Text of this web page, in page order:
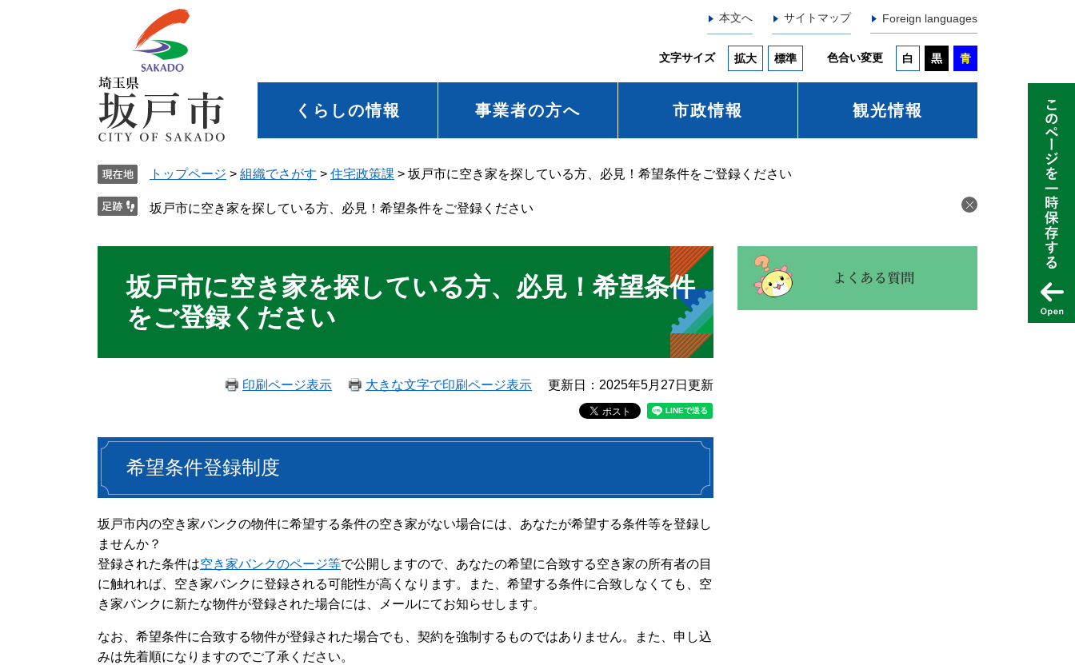
本文へ サイトマップ Foreign languages
文字サイズ 拡大 標準 色合い変更 白 黒 青
くらしの情報 事業者の方へ 市政情報 観光情報
トップページ > 組織でさがす > 住宅政策課 > 坂戸市に空き家を探している方、必見！希望条件をご登録ください
坂戸市に空き家を探している方、必見！希望条件をご登録ください
坂戸市に空き家を探している方、必見！希望条件
をご登録ください
印刷ページ表示 大きな文字で印刷ページ表示 更新日：2025年5月27日更新
希望条件登録制度
坂戸市内の空き家バンクの物件に希望する条件の空き家がない場合には、あなたが希望する条件等を登録し
ませんか？
登録された条件は空き家バンクのページ等で公開しますので、あなたの希望に合致する空き家の所有者の目
に触れれば、空き家バンクに登録される可能性が高くなります。また、希望する条件に合致しなくても、空
き家バンクに新たな物件が登録された場合には、メールにてお知らせします。
なお、希望条件に合致する物件が登録された場合でも、契約を強制するものではありません。また、申し込
みは先着順になりますのでご了承ください。